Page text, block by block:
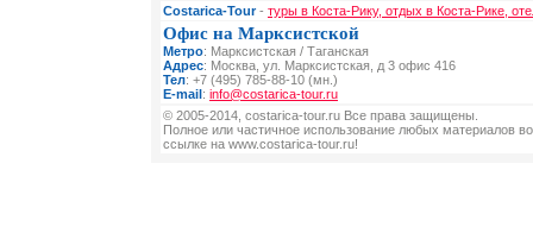
Costarica-Tour- туры в Коста-Рику, отдых в Коста-Рике,
Офис на Марксистской
Метро: Марксистская / Таганская
Адрес: Москва, ул. Марксистская, д 3 офис 416
Тел: +7 (495) 785-88-10 (мн.)
E-mail: info@costarica-tour.ru
© 2005-2014, costarica-tour.ru Все права защищены.
Полное или частичное использование любых материалов
ссылке на www.costarica-tour.ru!